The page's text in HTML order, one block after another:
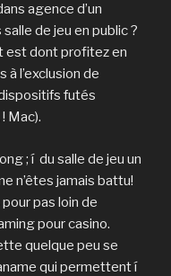
agence d’un
de jeu en public ?
est dont profitez en
l’exclusion de
futés
Mac).
; í du salle de jeu un
n’êtes jamais battu!
pas loin de
pour casino.
quelque peu se
qui permettent í